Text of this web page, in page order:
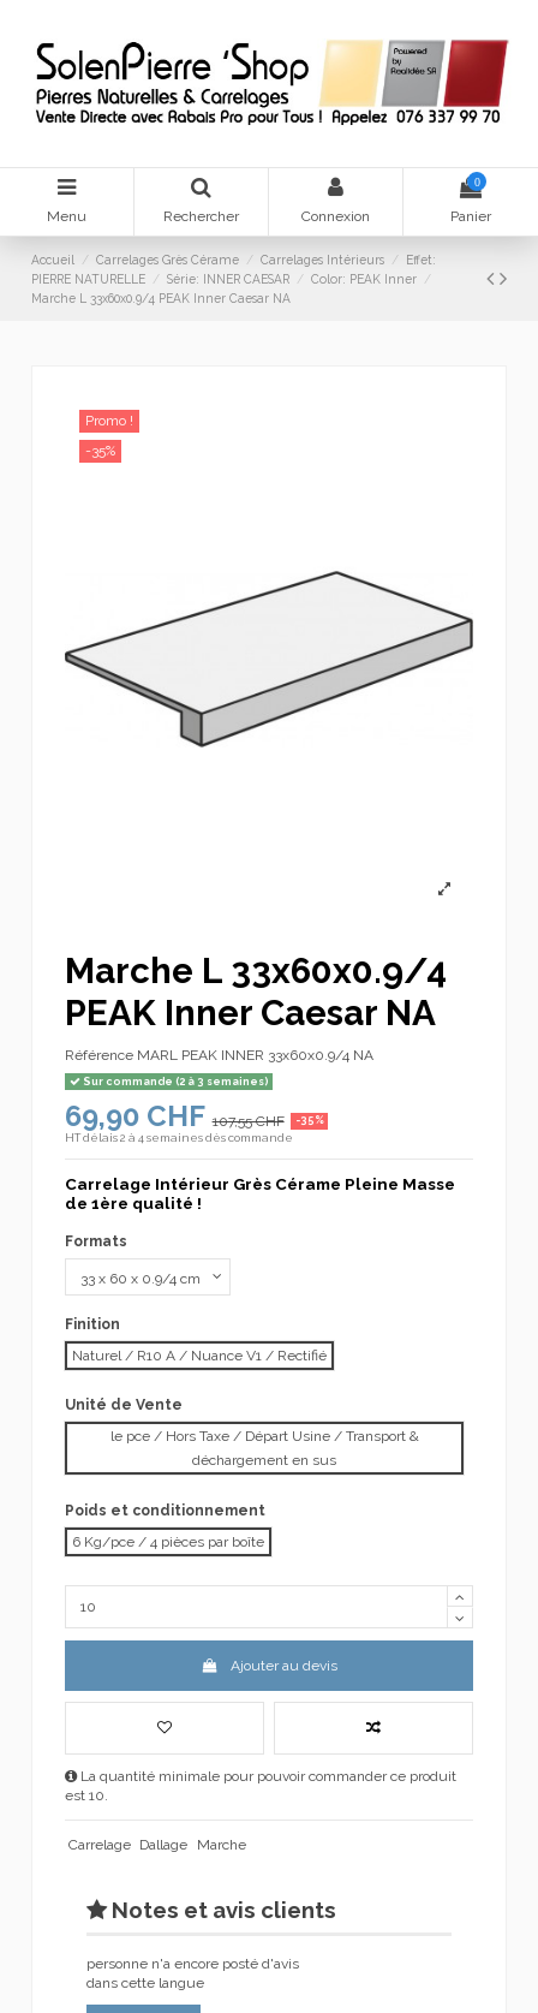
Menu Rechercher Connexion
0
Panier
Accueil Carrelages Grès Cérame Carrelages Intérieurs
Effet:
PIERRE NATURELLE
Série: INNER CAESAR
Color: PEAK Inner
Marche L 33x60x0.9/4 PEAK Inner Caesar NA
Promo !
-35%
Marche L 33x60x0.9/4
PEAK Inner Caesar NA
Référence MARL PEAK INNER 33x60x0.9/4 NA
Sur commande (2 à 3 semaines)
69,90 CHF 107,55 CHF -35%
HTdélais 2 à 4 semaines dès commande
Carrelage Intérieur Grès Cérame Pleine Masse
de 1ère qualité !
Formats
Finition
Naturel / R10 A / Nuance V1 / Rectifié
Unité de Vente
le pce / Hors Taxe / Départ Usine / Transport &
déchargement en sus
Poids et conditionnement
6 Kg/pce / 4 pièces par boîte
Ajouter au devis
La quantité minimale pour pouvoir commander ce produit
est 10.
Carrelage Dallage Marche
Notes et avis clients
personne n'a encore posté d'avis
dans cette langue